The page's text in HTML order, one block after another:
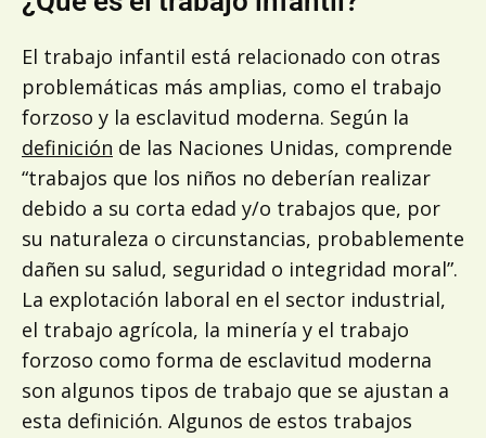
El trabajo infantil está relacionado con otras
problemáticas más amplias, como el trabajo
forzoso y la esclavitud moderna. Según la
definición de las Naciones Unidas, comprende
“trabajos que los niños no deberían realizar
debido a su corta edad y/o trabajos que, por
su naturaleza o circunstancias, probablemente
dañen su salud, seguridad o integridad moral”.
La explotación laboral en el sector industrial,
el trabajo agrícola, la minería y el trabajo
forzoso como forma de esclavitud moderna
son algunos tipos de trabajo que se ajustan a
esta definición. Algunos de estos trabajos